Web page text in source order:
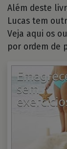
Além deste
Lucas tem
Veja aqui os
por ordem de